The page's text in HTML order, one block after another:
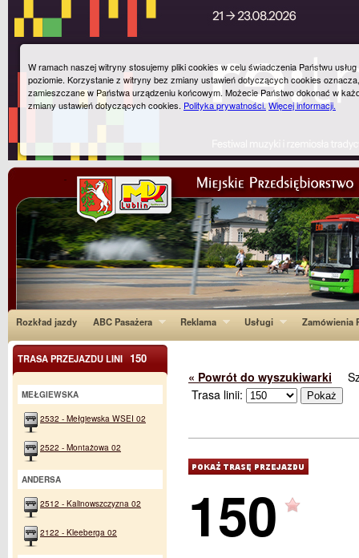
Rozkład jazdy ABC Pasażera Reklama Usługi Zamówienia
« Powrót do wyszukiwarki
Trasa linii:
150
TRASA PRZEJAZDU LINI 150
MEŁGIEWSKA
2532 - Mełgiewska WSEI 02
2522 - Montażowa 02
ANDERSA
2512 - Kalinowszczyzna 02
2122 - Kleeberga 02
W ramach naszej witryny stosujemy pliki cookies w celu świadczenia Państwu
poziomie. Korzystanie z witryny bez zmiany ustawień dotyczących cookies
zamieszczane w Państwa urządzeniu końcowym. Możecie Państwo dokonać w
zmiany ustawień dotyczących cookies. Polityka prywatności.Więcej informacji.